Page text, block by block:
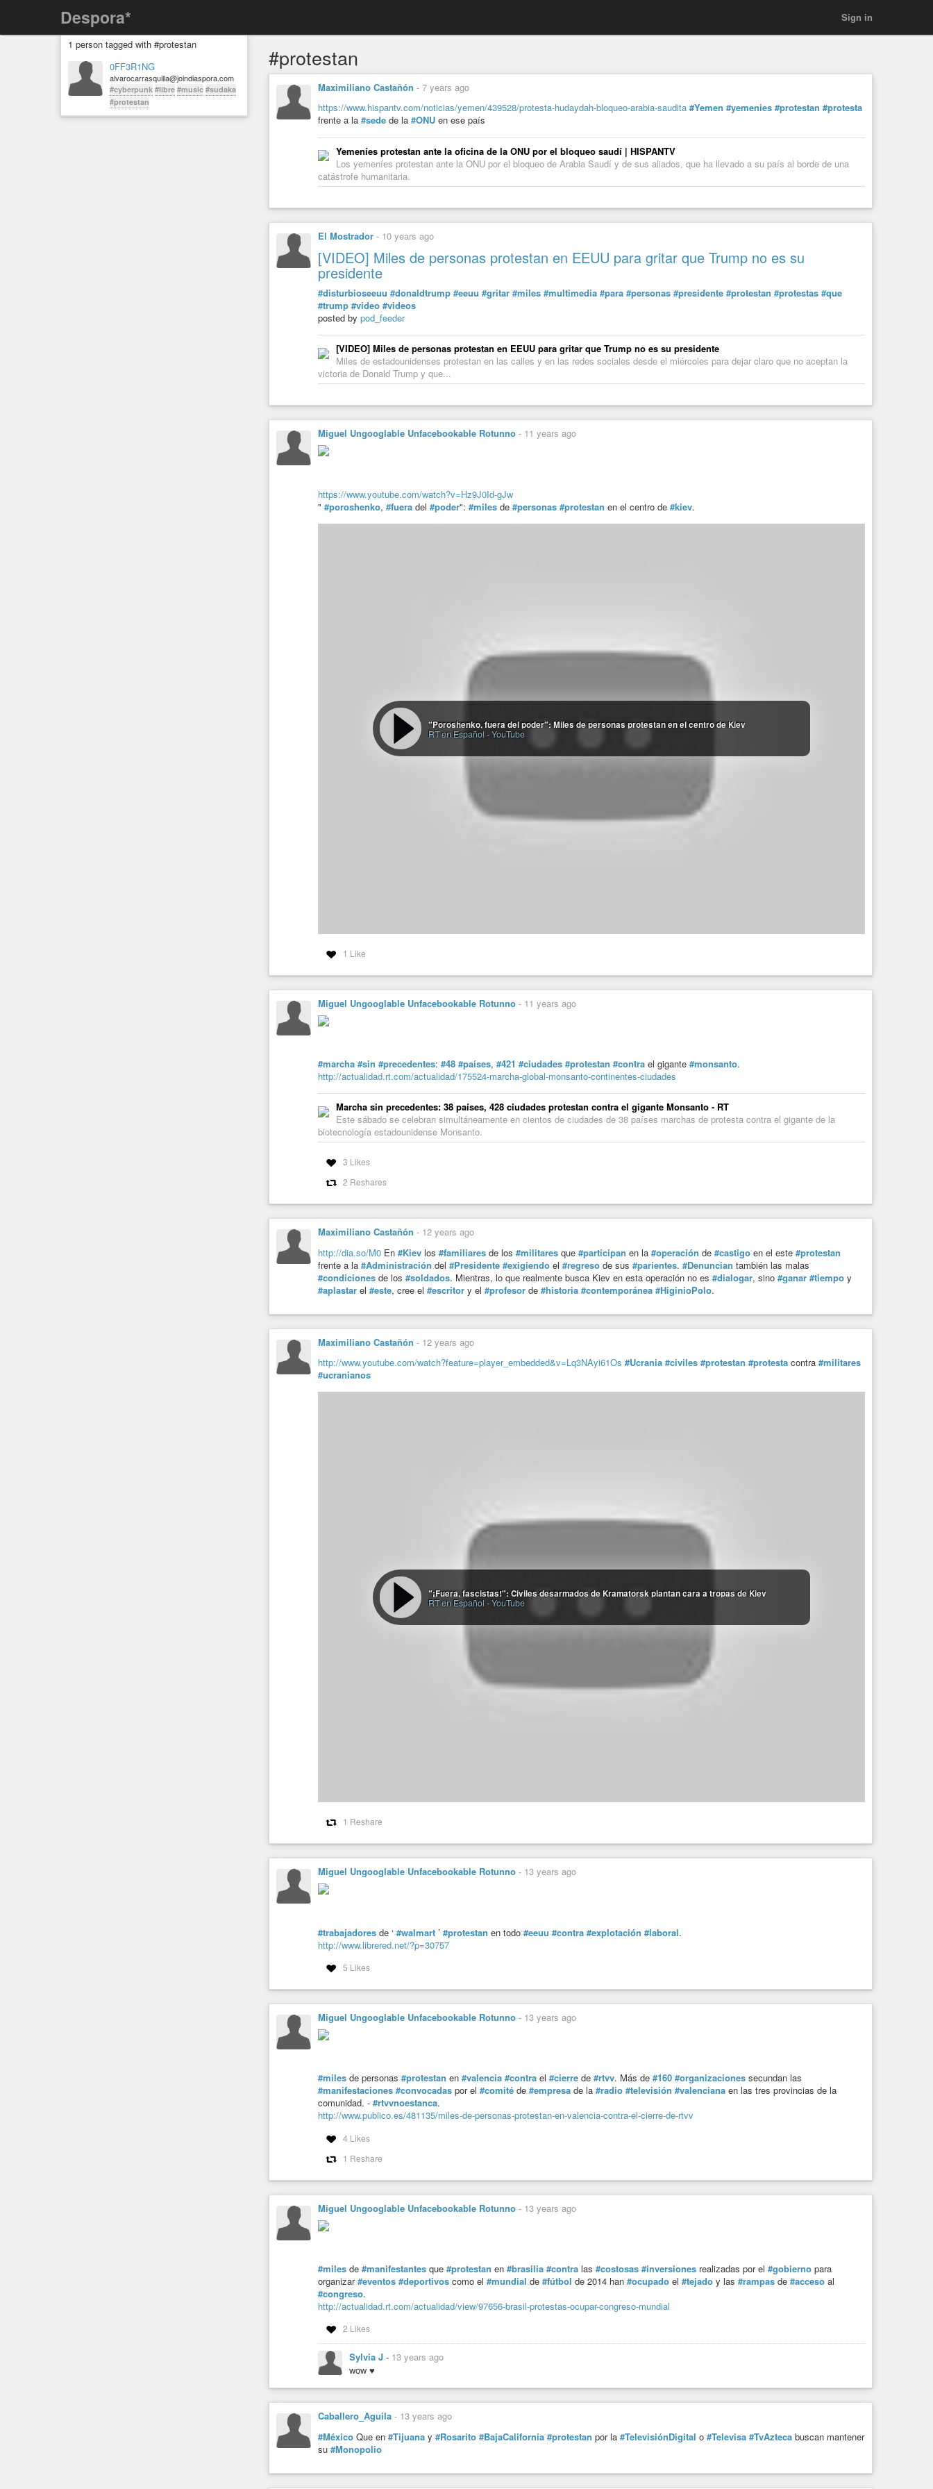
Despora* Sign in
1 person tagged with #protestan
0FF3R1NG
alvarocarrasquilla@joindiaspora.com
#cyberpunk #libre #music #sudaka
#protestan
#protestan
Maximiliano Castañón - 7 years ago
https://www.hispantv.com/noticias/yemen/439528/protesta-hudaydah-bloqueo-arabia-saudita #Yemen #yemenies #protestan #protesta
frente a la #sede de la #ONU en ese país
Yemeníes protestan ante la oficina de la ONU por el bloqueo saudí | HISPANTV
Los yemeníes protestan ante la ONU por el bloqueo de Arabia Saudí y de sus aliados, que ha llevado a su país al borde de una
catástrofe humanitaria.
El Mostrador - 10 years ago
[VIDEO] Miles de personas protestan en EEUU para gritar que Trump no es su
presidente
#disturbioseeuu #donaldtrump #eeuu #gritar #miles #multimedia #para #personas #presidente #protestan #protestas #que
#trump #video #videos
posted by pod_feeder
[VIDEO] Miles de personas protestan en EEUU para gritar que Trump no es su presidente
Miles de estadounidenses protestan en las calles y en las redes sociales desde el miércoles para dejar claro que no aceptan la
victoria de Donald Trump y que...
Miguel Ungooglable Unfacebookable Rotunno - 11 years ago
https://www.youtube.com/watch?v=Hz9J0Id-gJw
" #poroshenko, #fuera del #poder": #miles de #personas #protestan en el centro de #kiev.
"Poroshenko, fuera del poder": Miles de personas protestan en el centro de Kiev
RT en Español -YouTube
1 Like
Miguel Ungooglable Unfacebookable Rotunno - 11 years ago
#marcha #sin #precedentes: #48 #países, #421 #ciudades #protestan #contra el gigante #monsanto.
http://actualidad.rt.com/actualidad/175524-marcha-global-monsanto-continentes-ciudades
Marcha sin precedentes: 38 países, 428 ciudades protestan contra el gigante Monsanto - RT
Este sábado se celebran simultáneamente en cientos de ciudades de 38 países marchas de protesta contra el gigante de la
biotecnología estadounidense Monsanto.
3 Likes
2 Reshares
Maximiliano Castañón - 12 years ago
http://dia.so/M0 En #Kiev los #familiares de los #militares que #participan en la #operación de #castigo en el este #protestan
frente a la #Administración del #Presidente #exigiendo el #regreso de sus #parientes. #Denuncian también las malas
#condiciones de los #soldados. Mientras, lo que realmente busca Kiev en esta operación no es #dialogar, sino #ganar #tiempo y
#aplastar el #este, cree el #escritor y el #profesor de #historia #contemporánea #HiginioPolo.
Maximiliano Castañón - 12 years ago
http://www.youtube.com/watch?feature=player_embedded&v=Lq3NAyi61Os #Ucrania #civiles #protestan #protesta contra #militares
#ucranianos
"¡Fuera, fascistas!": Civiles desarmados de Kramatorsk plantan cara a tropas de Kiev
RT en Español -YouTube
1 Reshare
Miguel Ungooglable Unfacebookable Rotunno - 13 years ago
#trabajadores de ‘ #walmart ’ #protestan en todo #eeuu #contra #explotación #laboral.
http://www.librered.net/?p=30757
5 Likes
Miguel Ungooglable Unfacebookable Rotunno - 13 years ago
#miles de personas #protestan en #valencia #contra el #cierre de #rtvv. Más de #160 #organizaciones secundan las
#manifestaciones #convocadas por el #comité de #empresa de la #radio #televisión #valenciana en las tres provincias de la
comunidad. - #rtvvnoestanca.
http://www.publico.es/481135/miles-de-personas-protestan-en-valencia-contra-el-cierre-de-rtvv
4 Likes
1 Reshare
Miguel Ungooglable Unfacebookable Rotunno - 13 years ago
#miles de #manifestantes que #protestan en #brasilia #contra las #costosas #inversiones realizadas por el #gobierno para
organizar#eventos #deportivos como el #mundial de #fútbol de 2014 han #ocupado el #tejado y las #rampas de #acceso al
#congreso.
http://actualidad.rt.com/actualidad/view/97656-brasil-protestas-ocupar-congreso-mundial
2 Likes
Sylvia J - 13 years ago
wow ♥
Caballero_Aguila - 13 years ago
#México Que en #Tijuana y #Rosarito #BajaCalifornia #protestan por la #TelevisiónDigital o #Televisa #TvAzteca buscan mantener
su #Monopolio